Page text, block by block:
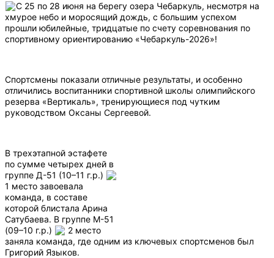
С 25 по 28 июня на берегу озера Чебаркуль, несмотря на
хмурое небо и моросящий дождь, с большим успехом
прошли юбилейные, тридцатые по счету соревнования по
спортивному ориентированию «Чебаркуль-2026»!
Спортсмены показали отличные результаты, и особенно
отличились воспитанники спортивной школы олимпийского
резерва «Вертикаль», тренирующиеся под чутким
руководством Оксаны Сергеевой.
В трехэтапной эстафете
по сумме четырех дней в
группе Д-51 (10–11 г.р.)
1 место завоевала
команда, в составе
которой блистала Арина
Сатубаева. В группе М-51
(09–10 г.р.)
2 место
заняла команда, где одним из ключевых спортсменов был
Григорий Языков.